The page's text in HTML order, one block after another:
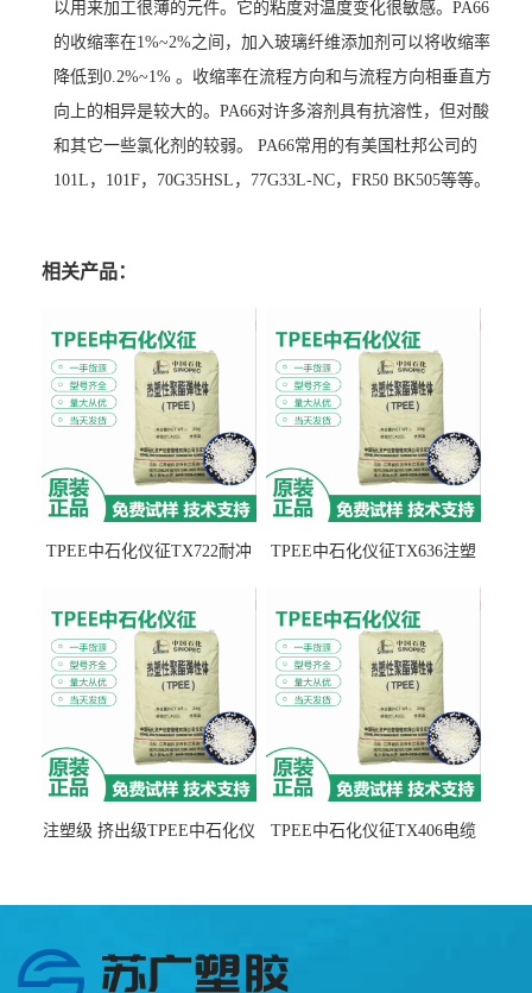
以用来加工很薄的元件。它的粘度对温度变化很敏感。PA66
的收缩率在1%~2%之间，加入玻璃纤维添加剂可以将收缩率
降低到0.2%~1% 。收缩率在流程方向和与流程方向相垂直方
向上的相异是较大的。PA66对许多溶剂具有抗溶性，但对酸
和其它一些氯化剂的较弱。 PA66常用的有美国杜邦公司的
101L，101F，70G35HSL，77G33L-NC，FR50 BK505等等。
相关产品：
TPEE中石化仪征TX722耐冲
TPEE中石化仪征TX636注塑
注塑级 挤出级TPEE中石化仪
TPEE中石化仪征TX406电缆